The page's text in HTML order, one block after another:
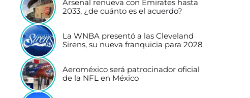
Arsenal renueva con Emirates hasta
2033, ¿de cuánto es el acuerdo?
La WNBA presentó a las Cleveland
Sirens, su nueva franquicia para 2028
Aeroméxico será patrocinador oficial
de la NFL en México